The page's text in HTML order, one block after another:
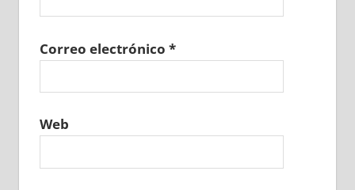
Correo electrónico *
Web